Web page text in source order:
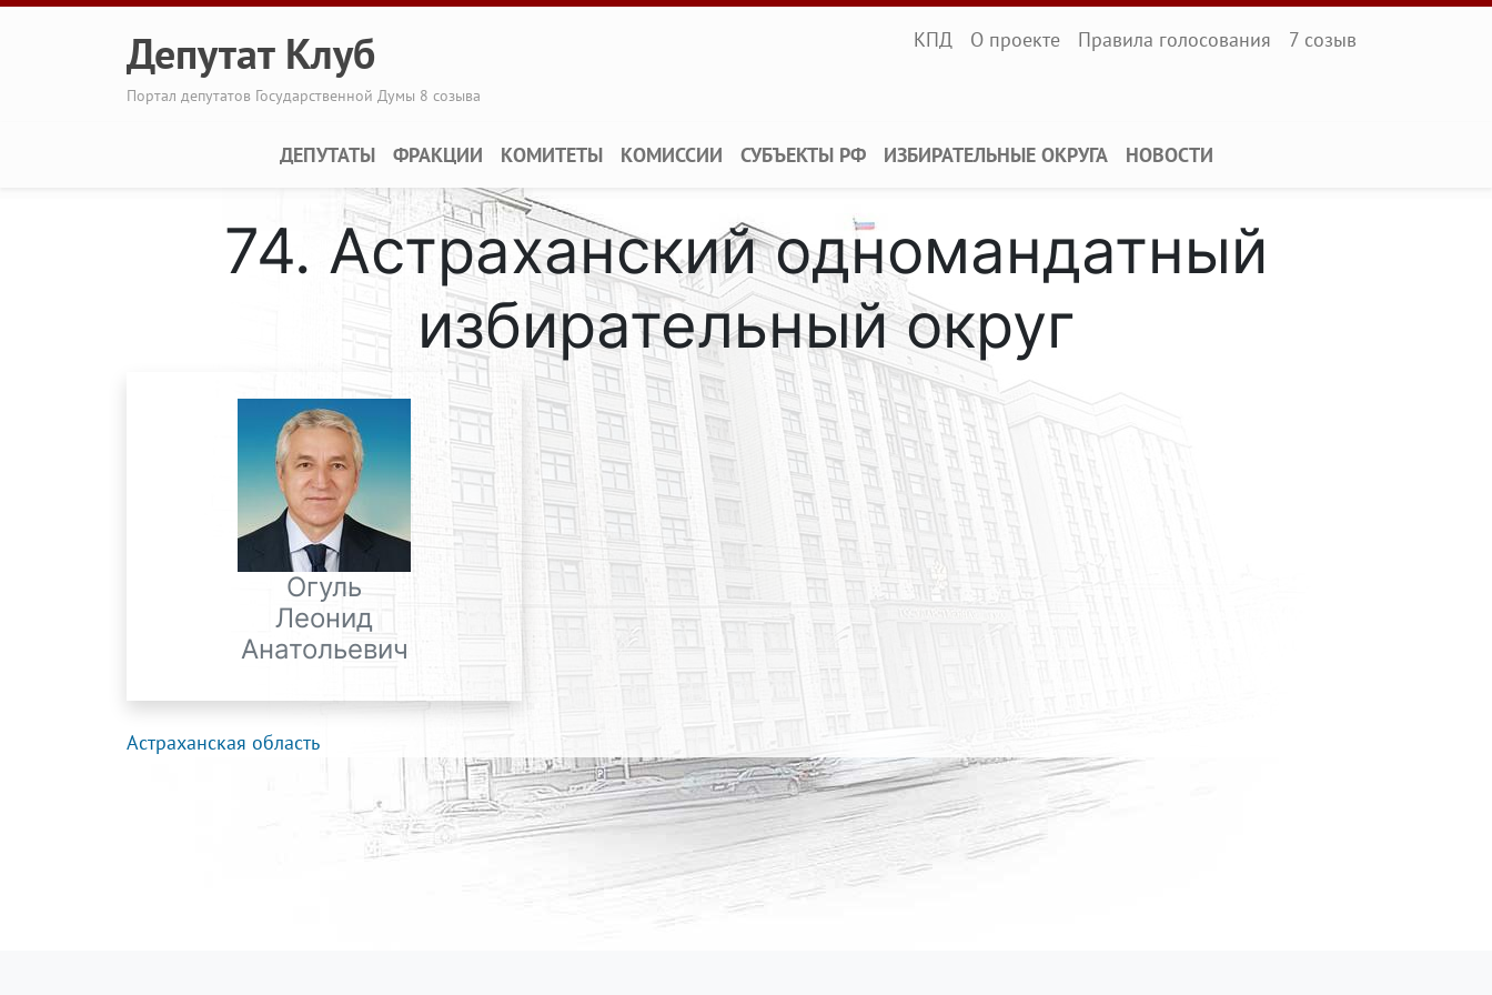
Перейти к основному содержанию
Депутат Клуб
Портал депутатов Государственной Думы 8 созыва
Infopanel
КПД О проекте Правила голосования 7 созыв
Main navigation
ДЕПУТАТЫ ФРАКЦИИ КОМИТЕТЫ КОМИССИИ СУБЪЕКТЫ РФ ИЗБИРАТЕЛЬНЫЕ ОКРУГА НОВОСТИ
74. Астраханский одномандатный
избирательный округ
Огуль
Леонид
Анатольевич
Астраханская область